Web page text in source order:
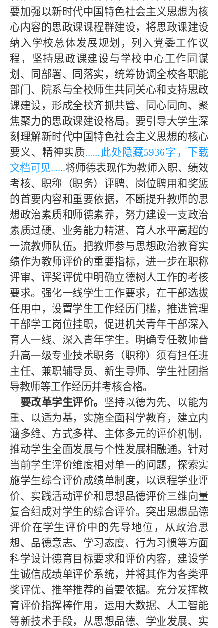
要加强以新时代中国特色社会主义思想为核
心内容的思政课课程群建设，将思政课建设
纳入学校总体发展规划，列入党委工作议
程，坚持思政课建设与学校中心工作同谋
划、同部署、同落实，统筹协调全校各职能
部门、院系与全校师生共同关心和支持思政
课建设，形成全校齐抓共管、同心同向、聚
焦聚力的思政课建设格局。要引导大学生深
刻理解新时代中国特色社会主义思想的核心
要义、精神实质......此处隐藏5936字，下载
文档可见......将师德表现作为教师入职、绩效
考核、职称（职务）评聘、岗位聘用和奖惩
的首要内容和重要依据，不断提升教师的思
想政治素质和师德素养，努力建设一支政治
素质过硬、业务能力精湛、育人水平高超的
一流教师队伍。把教师参与思想政治教育实
绩作为教师评价的重要指标，进一步在职称
评审、评奖评优中明确立德树人工作的考核
要求。强化一线学生工作要求，在干部选拔
任用中，设置学生工作经历门槛，推进管理
干部学工岗位挂职，促进机关青年干部深入
育人一线、深入青年学生。明确专任教师晋
升高一级专业技术职务（职称）须有担任班
主任、兼职辅导员、新生导师、学生社团指
导教师等工作经历并考核合格。
要改革学生评价。 坚持以德为先、以能为
重、以适为基，实施全面科学教育，建立内
涵多维、方式多样、主体多元的评价机制，
推动学生全面发展与个性发展相融通。针对
当前学生评价维度相对单一的问题，探索实
施学生综合评价成绩单制度，以课程学业评
价、实践活动评价和思想品德评价三维向量
复合组成对学生的综合评价。突出思想品德
评价在学生评价中的先导地位，从政治思
想、品德意志、学习态度、行为习惯等方面
科学设计德育目标要求和评价内容，建设学
生诚信成绩单评价系统，并将其作为各类评
奖评优、推举推荐的首要依据。充分发挥教
育评价指挥棒作用，运用大数据、人工智能
等新技术手段，从思想品德、学业发展、实